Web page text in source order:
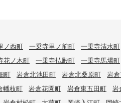
ノ西町 一乗寺里ノ前町 一乗寺清水町
花ノ木町 一乗寺払殿町 一乗寺馬場町
町 岩倉北池田町 岩倉北桑原町
岩
幡枝町 岩倉花園町 岩倉東五田町
岩